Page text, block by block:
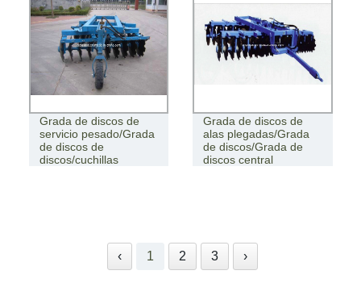
Grada de discos de
servicio pesado/Grada
de discos de
discos/cuchillas
Grada de discos de
alas plegadas/Grada
de discos/Grada de
discos central
‹ 1 2 3 ›